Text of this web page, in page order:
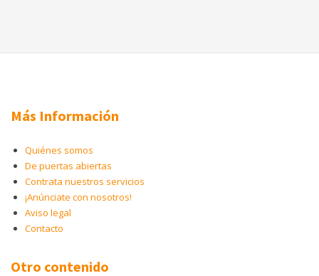
Más Información
Quiénes somos
De puertas abiertas
Contrata nuestros servicios
¡Anúnciate con nosotros!
Aviso legal
Contacto
Otro contenido